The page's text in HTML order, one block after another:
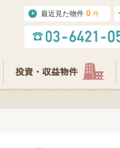
最近見た物件 0 件